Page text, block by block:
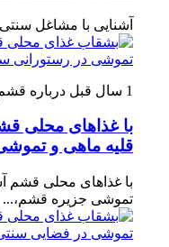
آشنایی با مشاغل
1 سال قبل درباره
با غذاهای محلی
قلیه ماهی و
با غذاهای محلی قشم
تموشی جزیره قشم،...